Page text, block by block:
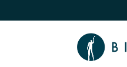
Wissen umschalten